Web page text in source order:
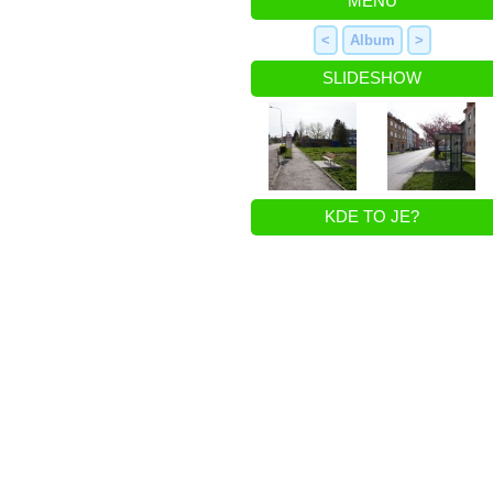
< Album >
SLIDESHOW
KDE TO JE?